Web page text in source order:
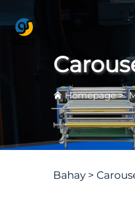
Homepage>
Bahay >